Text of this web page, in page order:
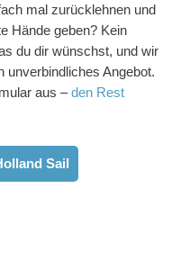
mal zurücklehnen und
Hände geben? Kein
du dir wünschst, und wir
unverbindliches Angebot.
aus –den Rest
Sail